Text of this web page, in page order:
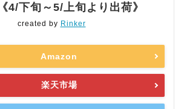
4/下旬～5/上旬より出荷》
created by Rinker
Amazon
楽天市場